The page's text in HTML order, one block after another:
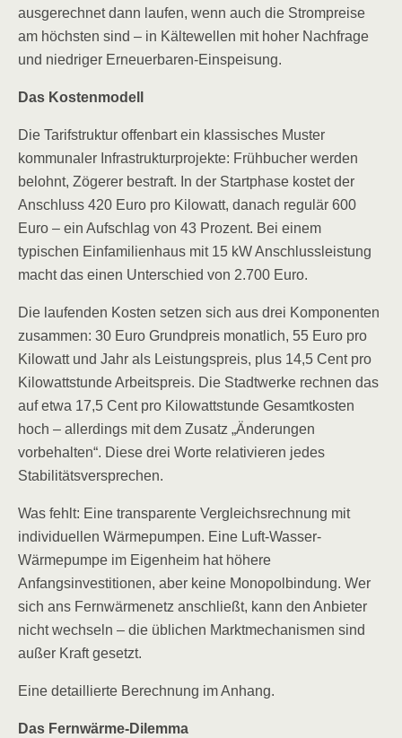
ausgerechnet dann laufen, wenn auch die Strompreise
am höchsten sind – in Kältewellen mit hoher Nachfrage
und niedriger Erneuerbaren-Einspeisung.
Das Kostenmodell
Die Tarifstruktur offenbart ein klassisches Muster
kommunaler Infrastrukturprojekte: Frühbucher werden
belohnt, Zögerer bestraft. In der Startphase kostet der
Anschluss 420 Euro pro Kilowatt, danach regulär 600
Euro – ein Aufschlag von 43 Prozent. Bei einem
typischen Einfamilienhaus mit 15 kW Anschlussleistung
macht das einen Unterschied von 2.700 Euro.
Die laufenden Kosten setzen sich aus drei Komponenten
zusammen: 30 Euro Grundpreis monatlich, 55 Euro pro
Kilowatt und Jahr als Leistungspreis, plus 14,5 Cent pro
Kilowattstunde Arbeitspreis. Die Stadtwerke rechnen das
auf etwa 17,5 Cent pro Kilowattstunde Gesamtkosten
hoch – allerdings mit dem Zusatz „Änderungen
vorbehalten“. Diese drei Worte relativieren jedes
Stabilitätsversprechen.
Was fehlt: Eine transparente Vergleichsrechnung mit
individuellen Wärmepumpen. Eine Luft-Wasser-
Wärmepumpe im Eigenheim hat höhere
Anfangsinvestitionen, aber keine Monopolbindung. Wer
sich ans Fernwärmenetz anschließt, kann den Anbieter
nicht wechseln – die üblichen Marktmechanismen sind
außer Kraft gesetzt.
Eine detaillierte Berechnung im Anhang.
Das Fernwärme-Dilemma